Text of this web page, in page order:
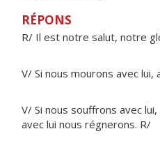
RÉPONS
R/ Il est notre salut, notre
V/ Si nous mourons avec lui,
V/ Si nous souffrons avec lui,
avec lui nous régnerons. R/